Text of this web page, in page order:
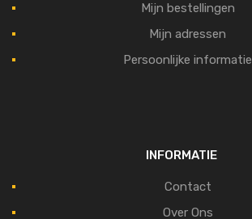
Mijn bestellingen
Mijn adressen
Persoonlijke informatie
INFORMATIE
Contact
Over Ons